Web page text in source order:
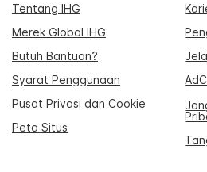
Tentang IHG
Merek Global IHG
Butuh Bantuan?
Syarat Penggunaan
Pusat Privasi dan Cookie
Peta Situs